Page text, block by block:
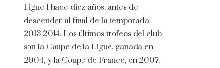
Ligue 1 hace diez años, antes de
descender al final de la temporada
2013-2014. Los últimos trofeos del club
son la Coupe de la Ligue, ganada en
2004, y la Coupe de France, en 2007.